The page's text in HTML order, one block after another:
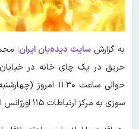
به گزارش سایت دیده‌بان ایران؛
حریق در یک چای خانه در
سوزی به مرکز ارتباطات ۱۱۵ اورژانس استان تهران اعلام شد.